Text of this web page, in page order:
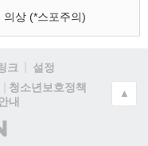
상 (*스포주의)
크
설정
청소년보호정책
내
▲